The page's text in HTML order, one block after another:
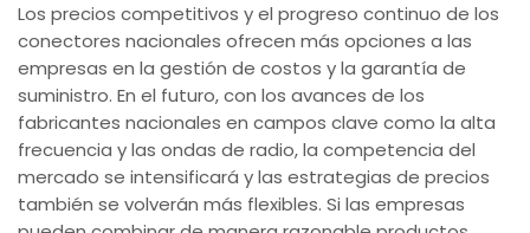
Los precios competitivos y el progreso continuo de los
conectores nacionales ofrecen más opciones a las
empresas en la gestión de costos y la garantía de
suministro. En el futuro, con los avances de los
fabricantes nacionales en campos clave como la alta
frecuencia y las ondas de radio, la competencia del
mercado se intensificará y las estrategias de precios
también se volverán más flexibles. Si las empresas